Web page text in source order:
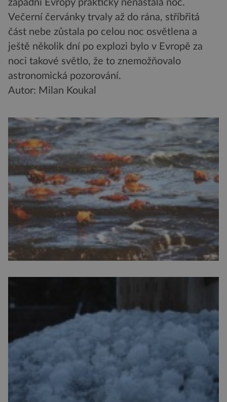
západní Evropy prakticky nenastala noc.
Večerní červánky trvaly až do rána, stříbřitá
část nebe zůstala po celou noc osvětlena a
ještě několik dní po explozi bylo v Evropě za
noci takové světlo, že to znemožňovalo
astronomická pozorování.
Autor: Milan Koukal